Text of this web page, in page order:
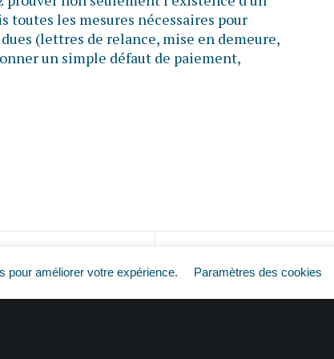
toutes les mesures nécessaires pour
(lettres de relance, mise en demeure,
un simple défaut de paiement,
d’impôt ? pour améliorer votre expérience. Paramètres des cookies